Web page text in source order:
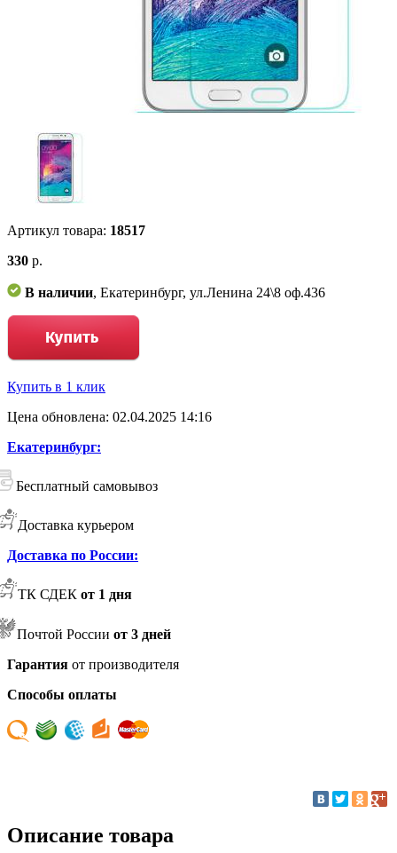
Артикул товара: 18517
330 р.
В наличии, Екатеринбург, ул.Ленина 24\8 оф.436
Купить в 1 клик
Цена обновлена: 02.04.2025 14:16
Екатеринбург:
Бесплатный самовывоз
Доставка курьером
Доставка по России:
ТК СДЕК от 1 дня
Почтой России от 3 дней
Гарантия от производителя
Способы оплаты
Описание товара